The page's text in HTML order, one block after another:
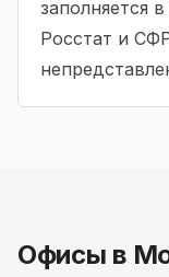
заполняется
Росстат и
Офисы в